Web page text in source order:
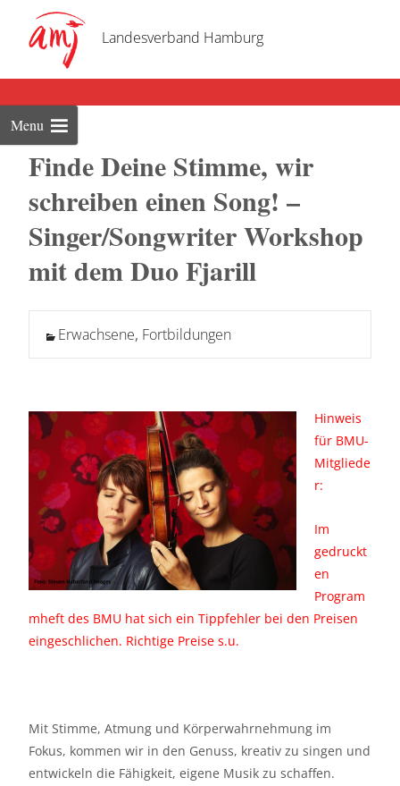
Landesverband Hamburg
Menu
Finde Deine Stimme, wir
schreiben einen Song! –
Singer/Songwriter Workshop
mit dem Duo Fjarill
Erwachsene, Fortbildungen
Hinweis
für BMU-
Mitgliede
r:
Im
gedruckt
en
Program
mheft des BMU hat sich ein Tippfehler bei den Preisen
eingeschlichen. Richtige Preise s.u.
Mit Stimme, Atmung und Körperwahrnehmung im
Fokus, kommen wir in den Genuss, kreativ zu singen und
entwickeln die Fähigkeit, eigene Musik zu schaffen.